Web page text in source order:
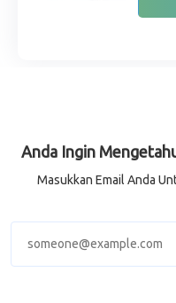
Anda Ingin
Masukkan Email Anda